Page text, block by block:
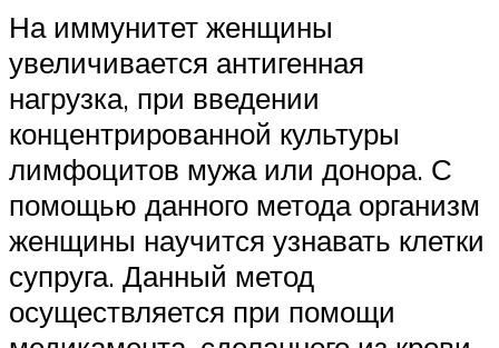
На иммунитет женщины
увеличивается антигенная
нагрузка, при введении
концентрированной культуры
лимфоцитов мужа или донора. С
помощью данного метода организм
женщины научится узнавать клетки
супруга. Данный метод
осуществляется при помощи